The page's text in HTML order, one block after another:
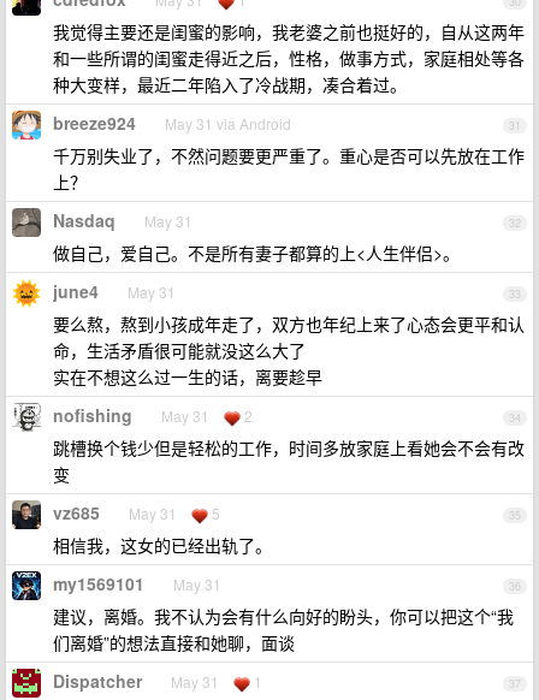
我觉得主要还是闺蜜的影响，我老婆之前也挺好的，自从这两年
和一些所谓的闺蜜走得近之后，性格，做事方式，家庭相处等各
种大变样，最近二年陷入了冷战期，凑合着过。
31
breeze924 May 31 via Android
千万别失业了，不然问题要更严重了。重心是否可以先放在工作
上？
32
Nasdaq May 31
做自己，爱自己。不是所有妻子都算的上<人生伴侣>。
33
june4 May 31
要么熬，熬到小孩成年走了，双方也年纪上来了心态会更平和认
命，生活矛盾很可能就没这么大了
实在不想这么过一生的话，离要趁早
34
nofishing May 31 2
跳槽换个钱少但是轻松的工作，时间多放家庭上看她会不会有改
变
35
vz685 May 31 5
相信我，这女的已经出轨了。
36
my1569101 May 31
建议，离婚。我不认为会有什么向好的盼头，你可以把这个“我
们离婚”的想法直接和她聊，面谈
37
Dispatcher May 31 1